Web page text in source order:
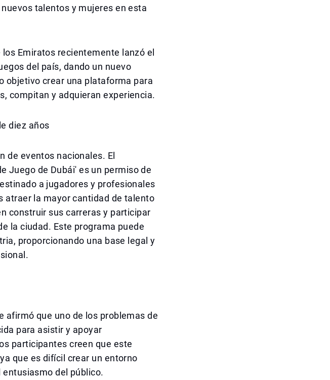
talentos y mujeres en esta
Emiratos recientemente lanzó el
del país, dando un nuevo
objetivo crear una plataforma para
compitan y adquieran experiencia.
diez años
de eventos nacionales. El
Juego de Dubái' es un permiso de
a jugadores y profesionales
atraer la mayor cantidad de talento
construir sus carreras y participar
la ciudad. Este programa puede
proporcionando una base legal y
afirmó que uno de los problemas de
para asistir y apoyar
participantes creen que este
que es difícil crear un entorno
del público.